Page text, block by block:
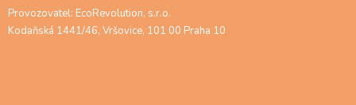
Provozovatel: EcoRevolution, s.r.o.
Kodaňská 1441/46, Vršovice, 101 00 Praha 10